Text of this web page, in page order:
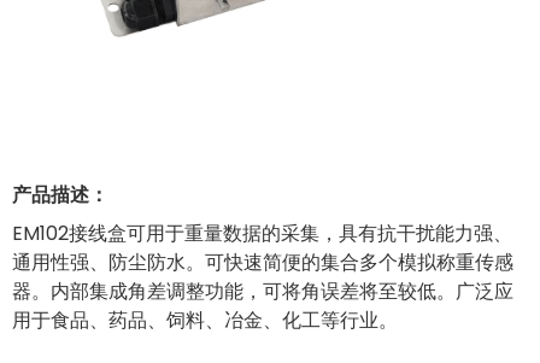
产品描述：
EM102接线盒可用于重量数据的采集，具有抗干扰能力强、
通用性强、防尘防水。可快速简便的集合多个模拟称重传感
器。内部集成角差调整功能，可将角误差将至较低。广泛应
用于食品、药品、饲料、冶金、化工等行业。